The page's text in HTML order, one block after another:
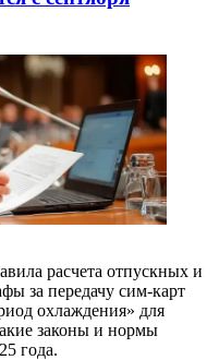
расчета отпускных и
за передачу сим-карт
охлаждения» для
законы и нормы
года.